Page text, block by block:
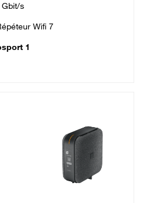
s
Wifi 7
1
49,99 € par mois, Sans engagement